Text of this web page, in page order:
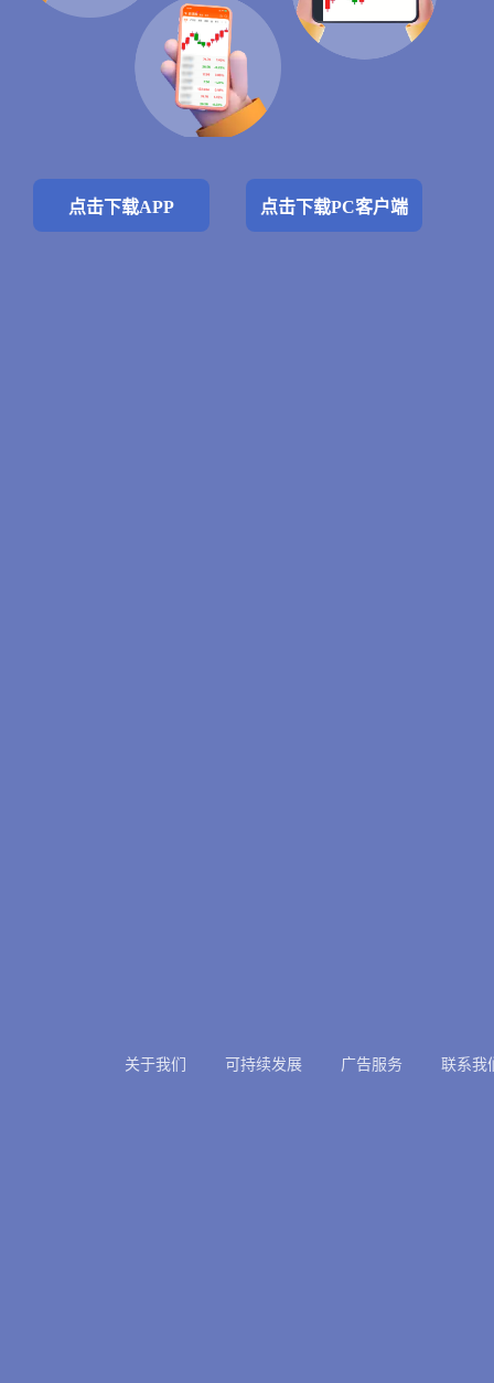
点击下载APP 点击下载PC客户端
关于我们 可持续发展 广告服务 联系我